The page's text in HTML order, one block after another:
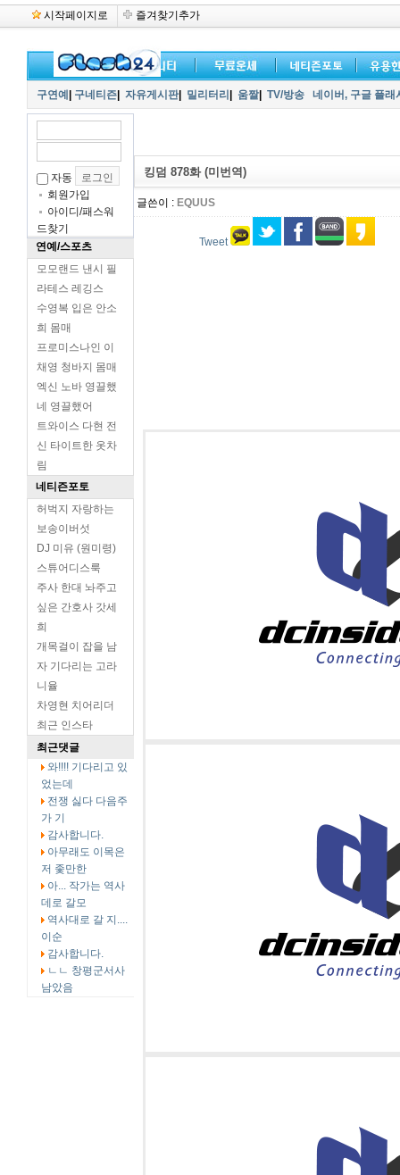
시작페이지로 즐겨찾기추가
구연예 구네티즌 자유게시판| 밀리터리 움짤| TV/방송 네이버, 구글 플
자동
회원가입
아이디/패스워
드찾기
연예/스포츠
모모랜드 낸시 필
라테스 레깅스
수영복 입은 안소
희 몸매
프로미스나인 이
채영 청바지 몸매
엑신 노바 영끌했
네 영끌했어
트와이스 다현 전
신 타이트한 옷차
림
네티즌포토
허벅지 자랑하는
보송이버섯
DJ 미유 (원미령)
스튜어디스룩
주사 한대 놔주고
싶은 간호사 갓세
희
개목걸이 잡을 남
자 기다리는 고라
니율
차영현 치어리더
최근 인스타
최근댓글
와!!!! 기다리고 있
었는데
전쟁 싫다 다음주
가 기
감사합니다.
아무래도 이목은
저 좇만한
아... 작가는 역사
데로 갈모
역사대로 갈 지....
이순
감사합니다.
ㄴㄴ 창평군서사
남았음
킹덤 878화 (미번역)
글쓴이 : EQUUS
Tweet